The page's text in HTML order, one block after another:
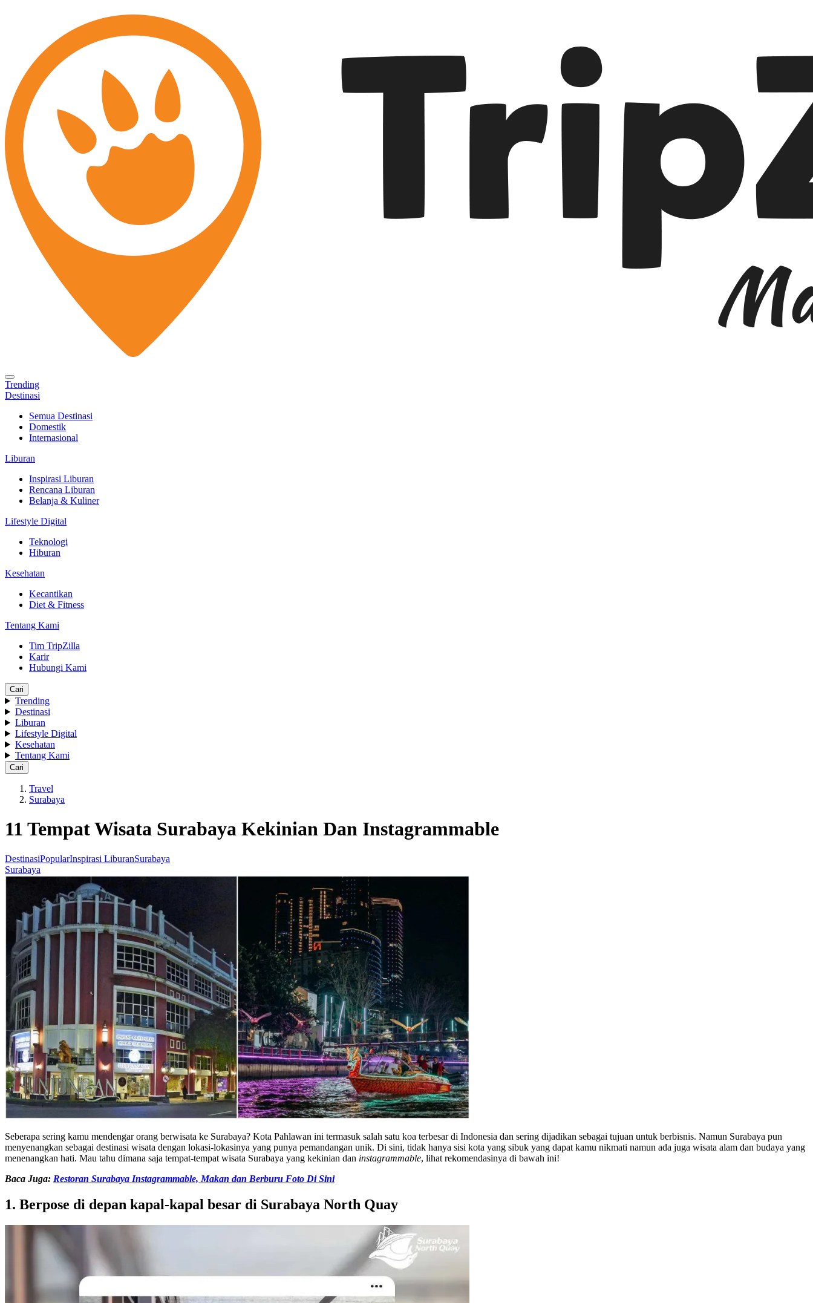
Trending
Destinasi
Semua Destinasi
Domestik
Internasional
Liburan
Inspirasi Liburan
Rencana Liburan
Belanja & Kuliner
Lifestyle Digital
Teknologi
Hiburan
Kesehatan
Kecantikan
Diet & Fitness
Tentang Kami
Tim TripZilla
Karir
Hubungi Kami
Cari
Trending
Destinasi
Liburan
Lifestyle Digital
Kesehatan
Tentang Kami
Cari
Travel
Surabaya
11 Tempat Wisata Surabaya Kekinian Dan Instagrammable
DestinasiPopularInspirasi LiburanSurabaya
Surabaya
Seberapa sering kamu mendengar orang berwisata ke Surabaya? Kota Pahlawan ini termasuk salah satu koa terbesar di Indonesia dan sering dijadikan sebagai tujuan untuk berbisnis. Namun Surabaya pun
menyenangkan sebagai destinasi wisata dengan lokasi-lokasinya yang punya pemandangan unik. Di sini, tidak hanya sisi kota yang sibuk yang dapat kamu nikmati namun ada juga wisata alam dan budaya yang
menenangkan hati. Mau tahu dimana saja tempat-tempat wisata Surabaya yang kekinian dan instagrammable, lihat rekomendasinya di bawah ini!
Baca Juga: Restoran Surabaya Instagrammable, Makan dan Berburu Foto Di Sini
1. Berpose di depan kapal-kapal besar di Surabaya North Quay